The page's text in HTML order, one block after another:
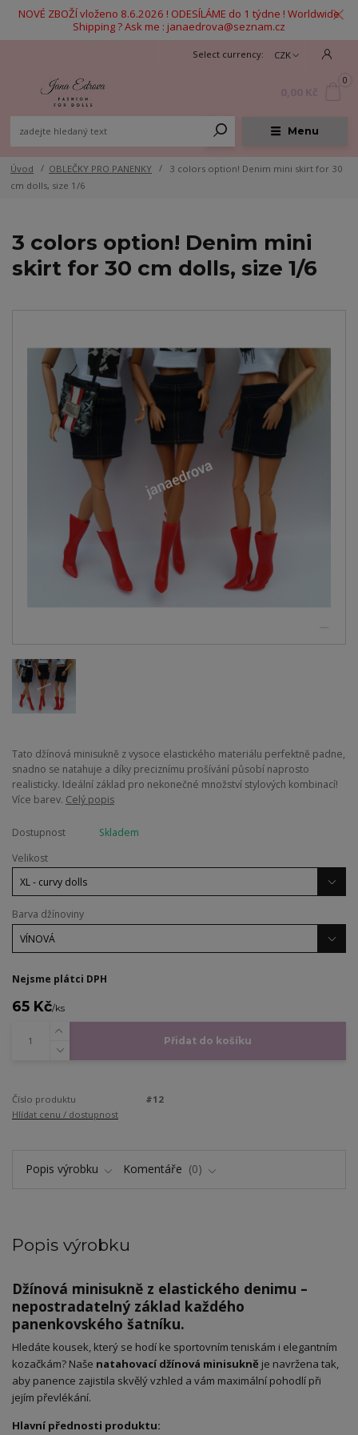
NOVÉ ZBOŽÍ vloženo 8.6.2026 ! ODESÍLÁME do 1 týdne ! Worldwide
Shipping ? Ask me : janaedrova@seznam.cz
Menu
CZK
0
Úvod OBLEČKY PRO PANENKY
3 colors option! Denim mini skirt for 30
cm dolls, size 1/6
3 colors option! Denim mini
skirt for 30 cm dolls, size 1/6
Tato džínová minisukně z vysoce elastického materiálu perfektně padne,
snadno se natahuje a díky preciznímu prošívání působí naprosto
realisticky. Ideální základ pro nekonečné množství stylových kombinací!
Více barev. Celý popis
Dostupnost
Skladem
Velikost
Barva džínoviny
Nejsme plátci DPH
65 Kč/ks
Přidat do košíku
Číslo produktu
#12
Hlídat cenu / dostupnost
Popis výrobku Komentáře 0
Popis výrobku
Džínová minisukně z elastického denimu –
nepostradatelný základ každého
panenkovského šatníku.
​Hledáte kousek, který se hodí ke sportovním teniskám i elegantním
kozačkám? Naše natahovací džínová minisukně je navržena tak,
aby panence zajistila skvělý vzhled a vám maximální pohodlí při
jejím převlékání.
Hlavní přednosti produktu: